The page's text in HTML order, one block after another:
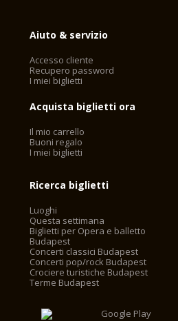
Aiuto & servizio
Accesso cliente
Recupero password
I miei biglietti
Acquista biglietti ora
Il mio carrello
Buoni regalo
I miei biglietti
Ricerca biglietti
Luoghi
Questa settimana
Biglietti per Opera e balletto
Budapest
Concerti classici Budapest
Concerti pop/rock Budapest
Crociere turistiche Budapest
Terme Budapest